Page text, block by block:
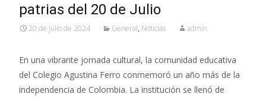
patrias del 20 de Julio
20 de julio de 2024 General, Noticias admin
En una vibrante jornada cultural, la comunidad educativa
del Colegio Agustina Ferro conmemoró un año más de la
independencia de Colombia. La institución se llenó de